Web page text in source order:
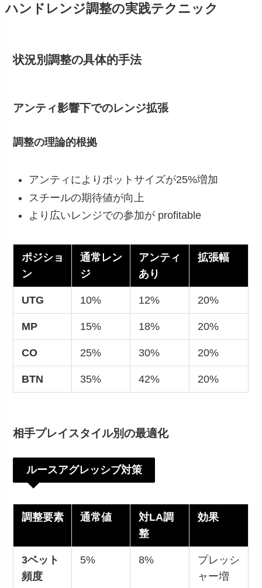
ハンドレンジ調整の実践テクニック
状況別調整の具体的手法
アンティ影響下でのレンジ拡張
調整の理論的根拠
アンティによりポットサイズが25%増加
スチールの期待値が向上
より広いレンジでの参加が profitable
ポジショ
ン
通常レン
ジ
アンティ
あり
拡張幅
UTG 10% 12% 20%
MP 15% 18% 20%
CO 25% 30% 20%
BTN 35% 42% 20%
相手プレイスタイル別の最適化
ルースアグレッシブ対策
調整要素 通常値
対LA調
整
効果
3ベット
頻度
5% 8%
プレッシ
ャー増